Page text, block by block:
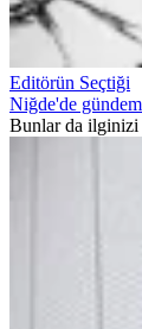
Editörün Seçtiği
Niğde'de
Bunlar da